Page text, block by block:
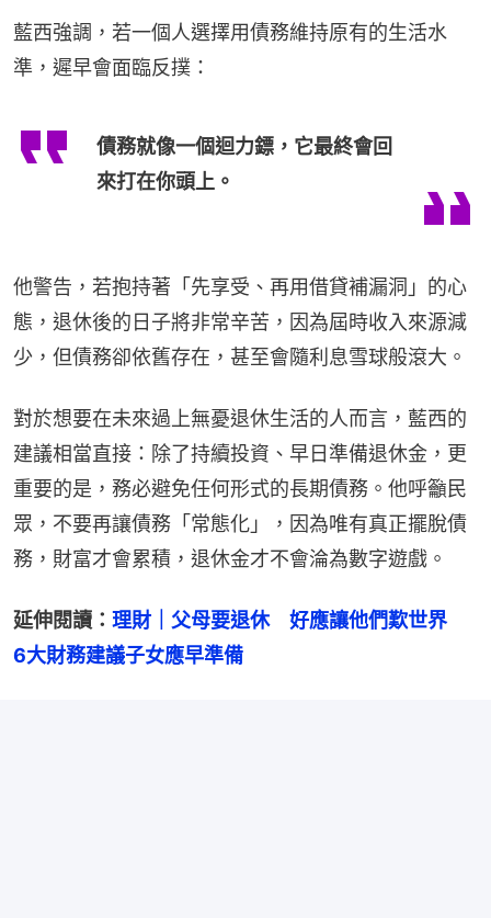
藍西強調，若一個人選擇用債務維持原有的生活水
準，遲早會面臨反撲：
債務就像一個迴力鏢，它最終會回
來打在你頭上。
他警告，若抱持著「先享受、再用借貸補漏洞」的心
態，退休後的日子將非常辛苦，因為屆時收入來源減
少，但債務卻依舊存在，甚至會隨利息雪球般滾大。
對於想要在未來過上無憂退休生活的人而言，藍西的
建議相當直接：除了持續投資、早日準備退休金，更
重要的是，務必避免任何形式的長期債務。他呼籲民
眾，不要再讓債務「常態化」，因為唯有真正擺脫債
務，財富才會累積，退休金才不會淪為數字遊戲。
延伸閱讀： 理財｜父母要退休　好應讓他們歎世界
6大財務建議子女應早準備